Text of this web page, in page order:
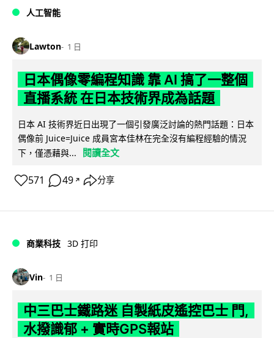
人工智能
Lawton 1 日
日本偶像零編程知識 靠 AI 搞了一整個
直播系統 在日本技術界成為話題
日本 AI 技術界近日出現了一個引發廣泛討論的熱門話題：日本
偶像前 Juice=Juice 成員宮本佳林在完全沒有編程經驗的情況
下，僅憑藉與...
閱讀全文
571 49 ↗ 分享
商業科技 3D 打印
Vin 1 日
中三巴士鐵路迷 自製紙皮遙控巴士 門,
水撥識郁 + 實時GPS報站